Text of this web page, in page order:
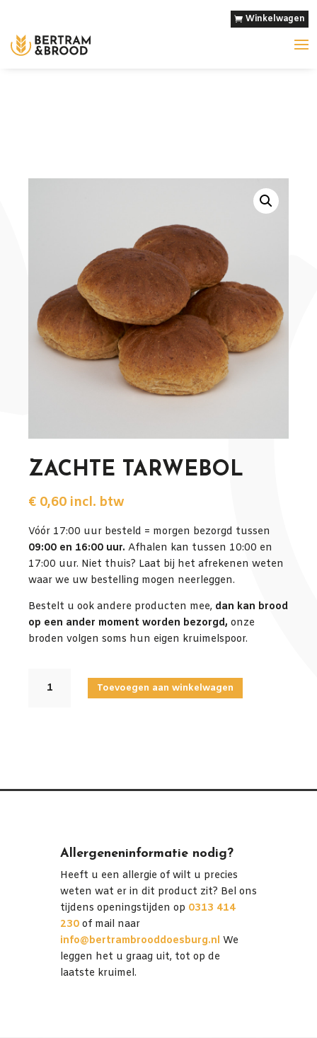
Winkelwagen
ZACHTE TARWEBOL
€ 0,60 incl. btw
Vóór 17:00 uur besteld = morgen bezorgd tussen
09:00 en 16:00 uur. Afhalen kan tussen 10:00 en
17:00 uur. Niet thuis? Laat bij het afrekenen weten
waar we uw bestelling mogen neerleggen.
Bestelt u ook andere producten mee, dan kan brood
op een ander moment worden bezorgd, onze
broden volgen soms hun eigen kruimelspoor.
TARWEBOL
Toevoegen aan winkelwagen
Allergeneninformatie nodig?
Heeft u een allergie of wilt u precies
weten wat er in dit product zit? Bel ons
tijdens openingstijden op 0313 414
230of mail naar
info@bertrambrooddoesburg.nl We
leggen het u graag uit, tot op de
laatste kruimel.